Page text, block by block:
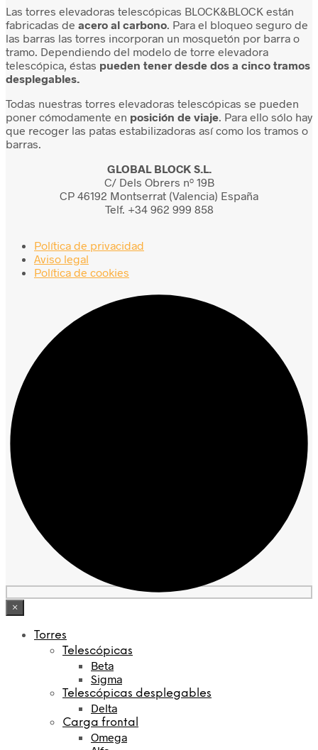
Las torres elevadoras telescópicas BLOCK&BLOCK están
fabricadas de acero al carbono. Para el bloqueo seguro de
las barras las torres incorporan un mosquetón por barra o
tramo. Dependiendo del modelo de torre elevadora
telescópica, éstas pueden tener desde dos a cinco tramos
desplegables.
Todas nuestras torres elevadoras telescópicas se pueden
poner cómodamente en posición de viaje. Para ello sólo hay
que recoger las patas estabilizadoras así como los tramos o
barras.
GLOBAL BLOCK S.L.
C/ Dels Obrers nº 19B
CP 46192 Montserrat (Valencia) España
Telf. +34 962 999 858
Política de privacidad
Aviso legal
Política de cookies
×
Torres
Telescópicas
Beta
Sigma
Telescópicas desplegables
Delta
Carga frontal
Omega